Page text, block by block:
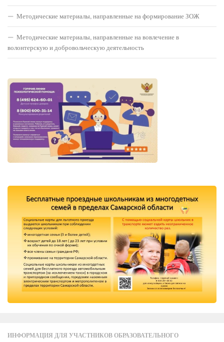
ИНФОРМАЦИЯ ДЛЯ УЧАСТНИКОВ ОБРАЗОВАТЕЛЬНОГО
Методические материалы, направленные на формирование ЗОЖ
Методические материалы, направленные на вовлечение в
волонтерскую и добровольческую деятельность